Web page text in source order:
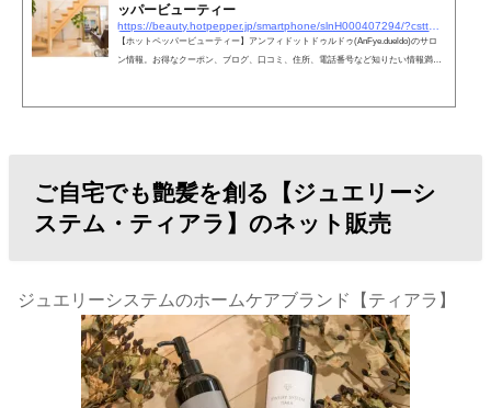
ッパービューティー
【ホットペッパービューティー】アンフィドットドゥルドゥ(AnFye.dueldo)のサロ
ン情報。お得なクーポン、ブログ、口コミ、住所、電話番号など知りたい情報満載
ご自宅でも艶髪を創る【ジュエリーシ
ステム・ティアラ】のネット販売
ジュエリーシステムのホームケアブランド【ティアラ】